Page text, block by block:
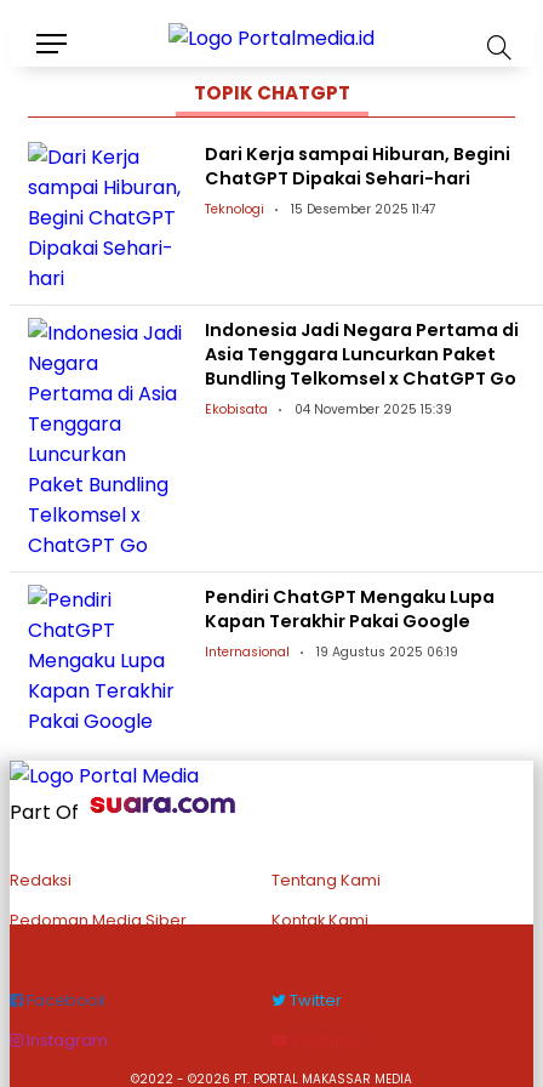
TOPIK CHATGPT
Dari Kerja sampai Hiburan, Begini
ChatGPT Dipakai Sehari-hari
Teknologi 15 Desember 2025 11:47
Indonesia Jadi Negara Pertama di
Asia Tenggara Luncurkan Paket
Bundling Telkomsel x ChatGPT Go
Ekobisata 04 November 2025 15:39
Pendiri ChatGPT Mengaku Lupa
Kapan Terakhir Pakai Google
Internasional 19 Agustus 2025 06:19
Part Of
Redaksi
Tentang Kami
Pedoman Media Siber
Kontak Kami
Facebook
Twitter
Instagram
©2022 - ©2026 PT. PORTAL MAKASSAR MEDIA